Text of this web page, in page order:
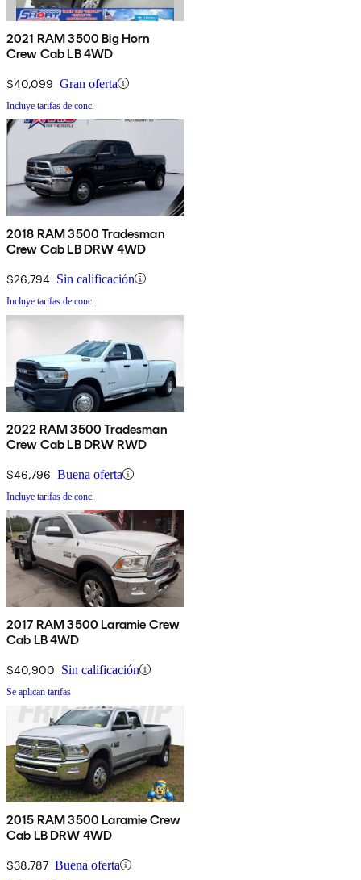
2021 RAM 3500 Big Horn
Crew Cab LB 4WD
$40,099 Gran oferta
Incluye tarifas de conc.
2018 RAM 3500 Tradesman
Crew Cab LB DRW 4WD
$26,794 Sin calificación
Incluye tarifas de conc.
2022 RAM 3500 Tradesman
Crew Cab LB DRW RWD
$46,796 Buena oferta
Incluye tarifas de conc.
2017 RAM 3500 Laramie Crew
Cab LB 4WD
$40,900 Sin calificación
Se aplican tarifas
2015 RAM 3500 Laramie Crew
Cab LB DRW 4WD
$38,787 Buena oferta